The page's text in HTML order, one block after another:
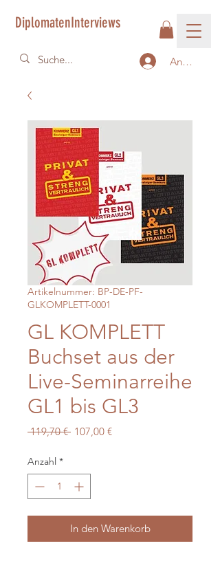
DiplomatenInterviews
Anmelden
Artikelnummer: BP-DE-PF-
GLKOMPLETT-0001
GL KOMPLETT
Buchset aus der
Live-Seminarreihe
GL1 bis GL3
119,70 € Standardpreis
107,00 €Sale-
Anzahl *
In den Warenkorb